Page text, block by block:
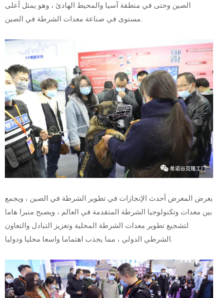
الصين وحتى في منطقة آسيا والمحيط الهادئ ، وهو يمثل أعلى
مستوى في صناعة معدات الشرطة في الصين.
يعرض المعرض أحدث الإنجازات في تطوير الشرطة في الصين ، ويجمع
بين معدات وتكنولوجيا الشرطة المتقدمة في العالم ، ويصبح منبرا هاما
لتشجيع تطوير معدات الشرطة المحلية وتعزيز التبادل والتعاون
الشرطي الدولي ، مما يجذب اهتماما واسعا محليا ودوليا.